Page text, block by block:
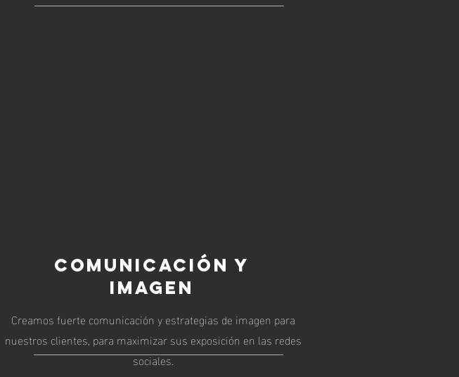
Comunicación y
imagen
Creamos fuerte comunicación y estrategias de imagen para
nuestros clientes, para maximizar sus exposición en las redes
sociales.